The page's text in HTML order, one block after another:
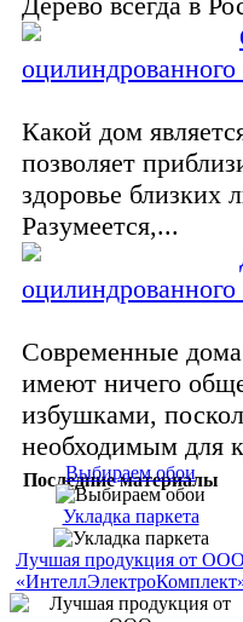
оцилиндрованного
Какой дом
позволяет
здоровье близких
Разумеется,...
оцилиндрованного
Современные
имеют ничего
избушками,
необходимым для
Последние материалы
Выбираем обои
Укладка паркета
Лучшая продукция от ООО